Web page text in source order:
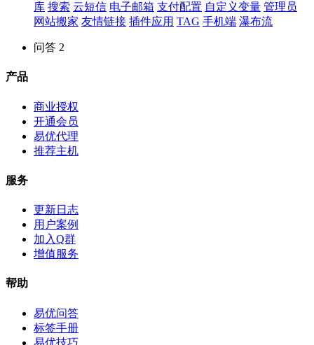
库 搜索 云短信 电子邮箱 支付配置 自定义变量 管理员
网站搬家 友情链接 插件应用 TAG 手机端 瀑布流
问答 2
产品
商业授权
开通会员
易优代理
推荐主机
服务
更新日志
用户案例
加入Q群
增值服务
帮助
易优问答
标签手册
易优技巧